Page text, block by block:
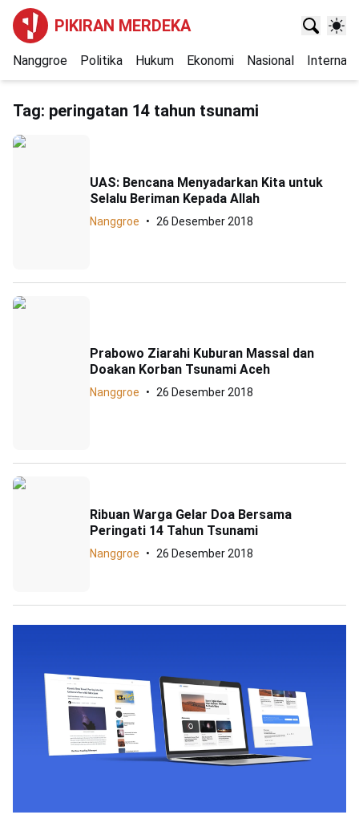
PIKIRAN MERDEKA
Nanggroe Politika Hukum Ekonomi Nasional
Tag: peringatan 14 tahun tsunami
UAS: Bencana Menyadarkan Kita untuk
Selalu Beriman Kepada Allah
Nanggroe 26 Desember 2018
Prabowo Ziarahi Kuburan Massal dan
Doakan Korban Tsunami Aceh
Nanggroe 26 Desember 2018
Ribuan Warga Gelar Doa Bersama
Peringati 14 Tahun Tsunami
Nanggroe 26 Desember 2018